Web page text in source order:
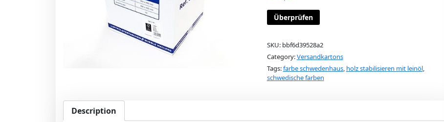
Überprüfen
SKU: bbf6d39528a2
Category:Versandkartons
Tags:farbe schwedenhaus, holz stabilisieren mit leinöl,
schwedische farben
Description